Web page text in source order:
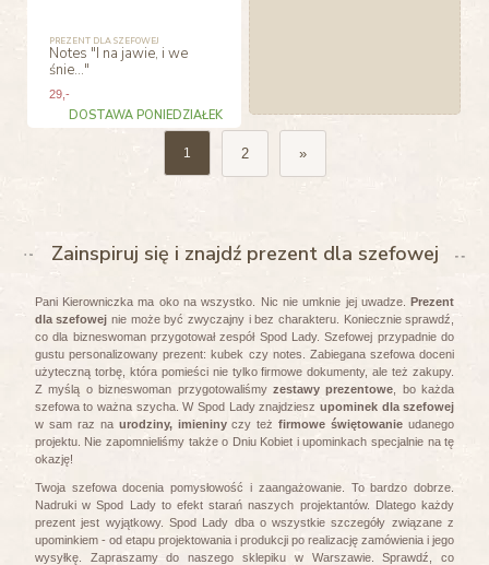
PREZENT DLA SZEFOWEJ
Notes "I na jawie, i we
śnie..."
29,-
DOSTAWA PONIEDZIAŁEK
1 2 »
Zainspiruj się i znajdź prezent dla szefowej
Pani Kierowniczka ma oko na wszystko. Nic nie umknie jej uwadze.Prezent
dla szefowej nie może być zwyczajny i bez charakteru. Koniecznie sprawdź,
co dla bizneswoman przygotował zespół Spod Lady. Szefowej przypadnie do
gustu personalizowany prezent: kubek czy notes. Zabiegana szefowa doceni
użyteczną torbę, która pomieści nie tylko firmowe dokumenty, ale też zakupy.
Z myślą o bizneswoman przygotowaliśmy zestawy prezentowe , bo każda
szefowa to ważna szycha. W Spod Lady znajdziesz upominek dla szefowej
w sam raz na urodziny, imieninyczy teżfirmowe świętowanie udanego
projektu. Nie zapomnieliśmy także o Dniu Kobiet i upominkach specjalnie na tę
okazję!
Twoja szefowa docenia pomysłowość i zaangażowanie. To bardzo dobrze.
Nadruki w Spod Lady to efekt starań naszych projektantów. Dlatego każdy
prezent jest wyjątkowy. Spod Lady dba o wszystkie szczegóły związane z
upominkiem - od etapu projektowania i produkcji po realizację zamówienia i jego
wysyłkę. Zapraszamy do naszego sklepiku w Warszawie. Sprawdź, co